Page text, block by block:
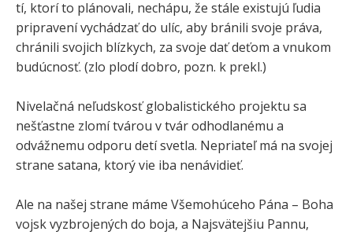
tí, ktorí to plánovali, nechápu, že stále existujú ľudia
pripravení vychádzať do ulíc, aby bránili svoje práva,
chránili svojich blízkych, za svoje dať deťom a vnukom
budúcnosť. (zlo plodí dobro, pozn. k prekl.)
Nivelačná neľudskosť globalistického projektu sa
nešťastne zlomí tvárou v tvár odhodlanému a
odvážnemu odporu detí svetla. Nepriateľ má na svojej
strane satana, ktorý vie iba nenávidieť.
Ale na našej strane máme Všemohúceho Pána – Boha
vojsk vyzbrojených do boja, a Najsvätejšiu Pannu,